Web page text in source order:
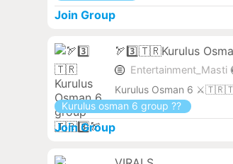
Join Group
🏹3️⃣🇹🇷Kurulus
Entertainment_Masti
Kurulus Osman 6
Kurulus osman 6 group ??
Join Group